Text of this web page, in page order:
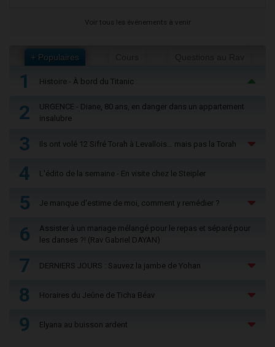
Voir tous les événements à venir
+ Populaires
1 Histoire - À bord du Titanic
2
URGENCE - Diane, 80 ans, en danger dans un appartement
insalubre
3 Ils ont volé 12 Sifré Torah à Levallois… mais pas la Torah
4 L'édito de la semaine - En visite chez le Steipler
5 Je manque d'estime de moi, comment y remédier ?
6
Assister à un mariage mélangé pour le repas et séparé pour
les danses ?! (Rav Gabriel DAYAN)
7 DERNIERS JOURS : Sauvez la jambe de Yohan
8 Horaires du Jeûne de Ticha Béav
9 Elyana au buisson ardent